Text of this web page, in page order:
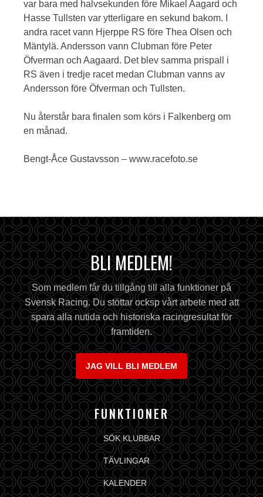
var bara med halvsekunden före Mikael Aagard och
Hasse Tullsten var ytterligare en sekund bakom. I
andra racet vann Hjerppe RS före Thea Olsen och
Mäntylä. Andersson vann Clubman före Peter
Öfverman och Aagaard. Det blev samma prispall i
RS även i tredje racet medan Clubman vanns av
Andersson före Öfverman och Tullsten.
Nu återstår bara finalen som körs i Falkenberg om
en månad.
Bengt-Åce Gustavsson – www.racefoto.se
BLI MEDLEM!
Som medlem får du tillgång till alla funktioner på
Svensk Racing. Du stöttar ocksp vårt arbete med att
spara alla nutida och historiska racingresultat för
framtiden.
JAG VILL BLI MEDLEM
FUNKTIONER
SÖK KLUBBAR
TÄVLINGAR
KALENDER